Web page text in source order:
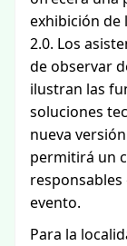
exhibición de
2.0. Los
de observar
ilustran las
soluciones
nueva
permitirá un
evento.
Para la